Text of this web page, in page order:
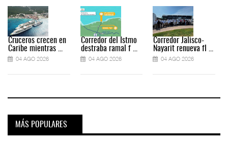
Cruceros crecen en
Caribe mientras ...
04 AGO 2026
Corredor del Istmo
destraba ramal f ...
04 AGO 2026
Corredor Jalisco-
Nayarit renueva fl ...
04 AGO 2026
MÁS POPULARES